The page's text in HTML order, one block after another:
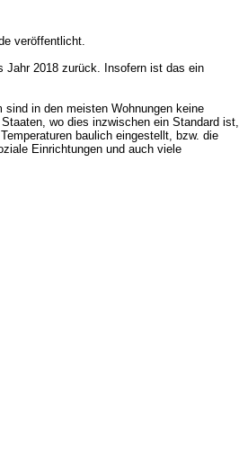
veröffentlicht.
Jahr 2018 zurück. Insofern ist das ein
in den meisten Wohnungen keine
wo dies inzwischen ein Standard ist,
baulich eingestellt, bzw. die
Einrichtungen und auch viele